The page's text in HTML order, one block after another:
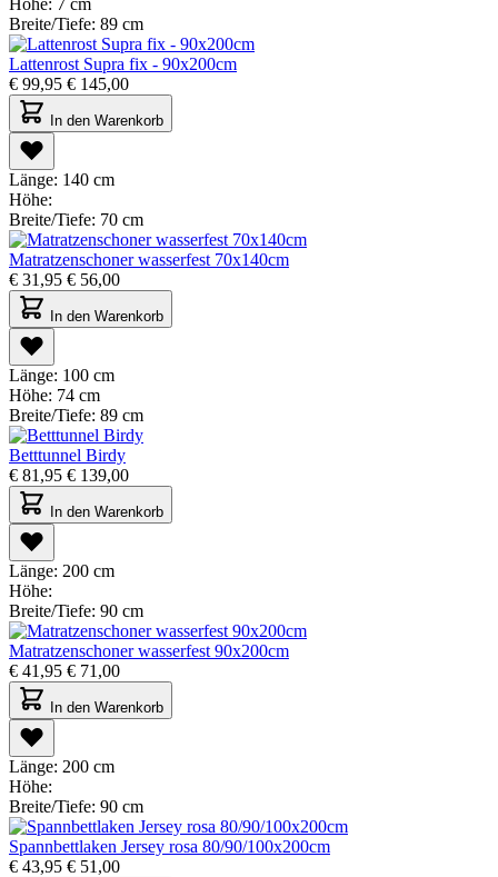
Breite/Tiefe: 89 cm
Lattenrost Supra fix - 90x200cm
€ 99,95 € 145,00
In den Warenkorb
Länge: 140 cm
Höhe:
Breite/Tiefe: 70 cm
Matratzenschoner wasserfest 70x140cm
€ 31,95 € 56,00
In den Warenkorb
Länge: 100 cm
Höhe: 74 cm
Breite/Tiefe: 89 cm
Betttunnel Birdy
€ 81,95 € 139,00
In den Warenkorb
Länge: 200 cm
Höhe:
Breite/Tiefe: 90 cm
Matratzenschoner wasserfest 90x200cm
€ 41,95 € 71,00
In den Warenkorb
Länge: 200 cm
Höhe:
Breite/Tiefe: 90 cm
Spannbettlaken Jersey rosa 80/90/100x200cm
€ 43,95 € 51,00